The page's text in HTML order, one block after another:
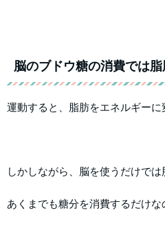
脳のブドウ糖の消費では
運動すると、脂肪をエネルギーに
しかしながら、脳を使うだけでは
あくまでも糖分を消費するだけな